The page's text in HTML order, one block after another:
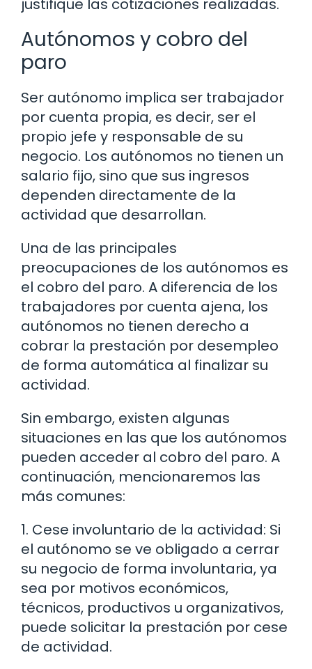
justifique las cotizaciones realizadas.
Autónomos y cobro del
paro
Ser autónomo implica ser trabajador
por cuenta propia, es decir, ser el
propio jefe y responsable de su
negocio. Los autónomos no tienen un
salario fijo, sino que sus ingresos
dependen directamente de la
actividad que desarrollan.
Una de las principales
preocupaciones de los autónomos es
el cobro del paro. A diferencia de los
trabajadores por cuenta ajena, los
autónomos no tienen derecho a
cobrar la prestación por desempleo
de forma automática al finalizar su
actividad.
Sin embargo, existen algunas
situaciones en las que los autónomos
pueden acceder al cobro del paro. A
continuación, mencionaremos las
más comunes:
1. Cese involuntario de la actividad: Si
el autónomo se ve obligado a cerrar
su negocio de forma involuntaria, ya
sea por motivos económicos,
técnicos, productivos u organizativos,
puede solicitar la prestación por cese
de actividad.